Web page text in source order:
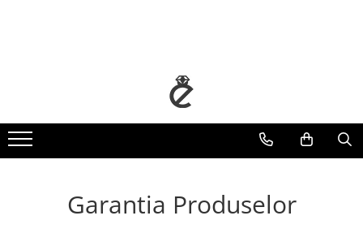
Coliere argint pentru copii
Bratari snur argint pentru copii
Bratari handmade personalizate
Bratari handmade snur reglabil
Garantia Produselor